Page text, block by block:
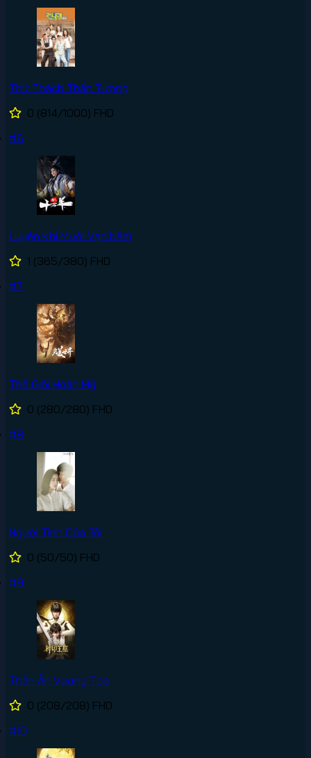
Thử Thách Thần Tượng
0 (814/1000) FHD
#6
Luyện Khí Mười Vạn Năm
1 (365/380) FHD
#7
Thế Giới Hoàn Mỹ
0 (280/280) FHD
#8
Người Tình Của Tôi
0 (50/50) FHD
#9
Thần Ấn Vương Tọa
0 (208/208) FHD
#10